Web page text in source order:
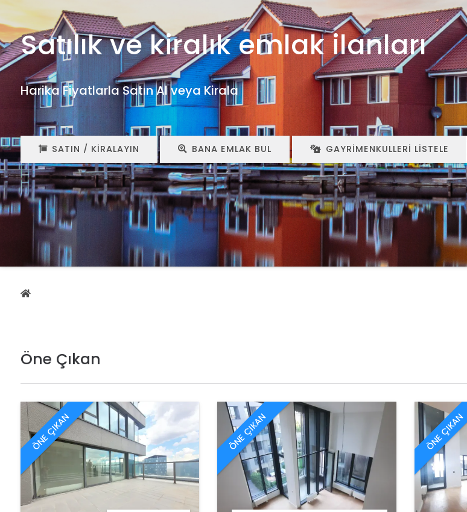
Satılık ve kiralık emlak ilanları
Harika Fiyatlarla Satın Al veya Kirala
SATIN / KIRALAYIN BANA EMLAK BUL GAYRIMENKULLERI LISTELE
Öne Çıkan
ÖNE ÇIKAN ÖNE ÇIKAN ÖNE ÇIKAN